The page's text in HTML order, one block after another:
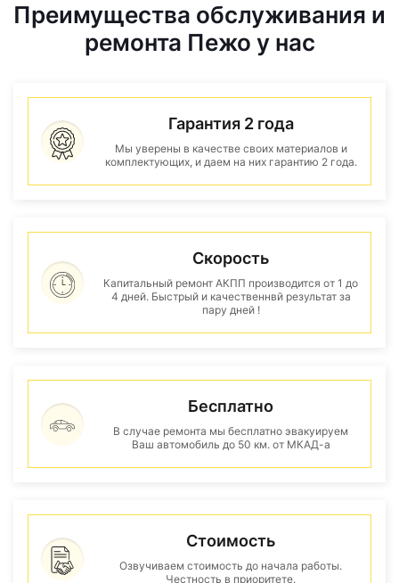
Преимущества обслуживания и
ремонта Пежо у нас
Гарантия 2 года
Мы уверены в качестве своих материалов и
комплектующих, и даем на них гарантию 2 года.
Скорость
Капитальный ремонт АКПП производится от 1 до
4 дней. Быстрый и качественнвй результат за
пару дней !
Бесплатно
В случае ремонта мы бесплатно эвакуируем
Ваш автомобиль до 50 км. от МКАД-а
Стоимость
Озвучиваем стоимость до начала работы.
Честность в приоритете.